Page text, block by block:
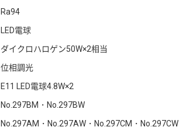
Ra94
LED電球
ダイクロハロゲン50W×2相当
位相調光
E11 LED電球4.8W×2
No.297BM・No.297BW
No.297AM・No.297AW・No.297CM・No.297CW